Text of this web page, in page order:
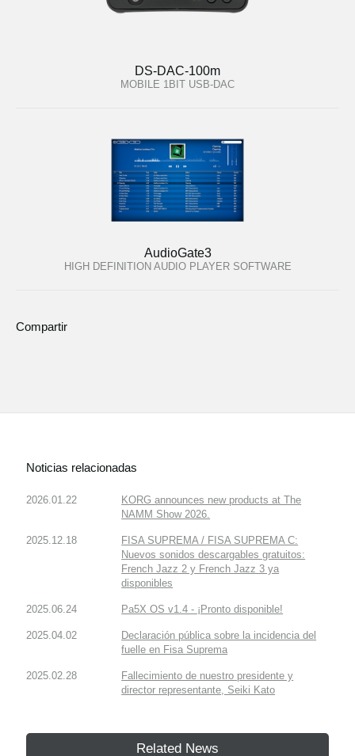
DS-DAC-100m
MOBILE 1BIT USB-DAC
AudioGate3
HIGH DEFINITION AUDIO PLAYER SOFTWARE
Compartir
Noticias relacionadas
2026.01.22
KORG announces new products at The
NAMM Show 2026.
2025.12.18
FISA SUPREMA / FISA SUPREMA C:
Nuevos sonidos descargables gratuitos:
French Jazz 2 y French Jazz 3 ya
disponibles
2025.06.24 Pa5X OS v1.4 - ¡Pronto disponible!
2025.04.02
Declaración pública sobre la incidencia del
fuelle en Fisa Suprema
2025.02.28
Fallecimiento de nuestro presidente y
director representante, Seiki Kato
Related News